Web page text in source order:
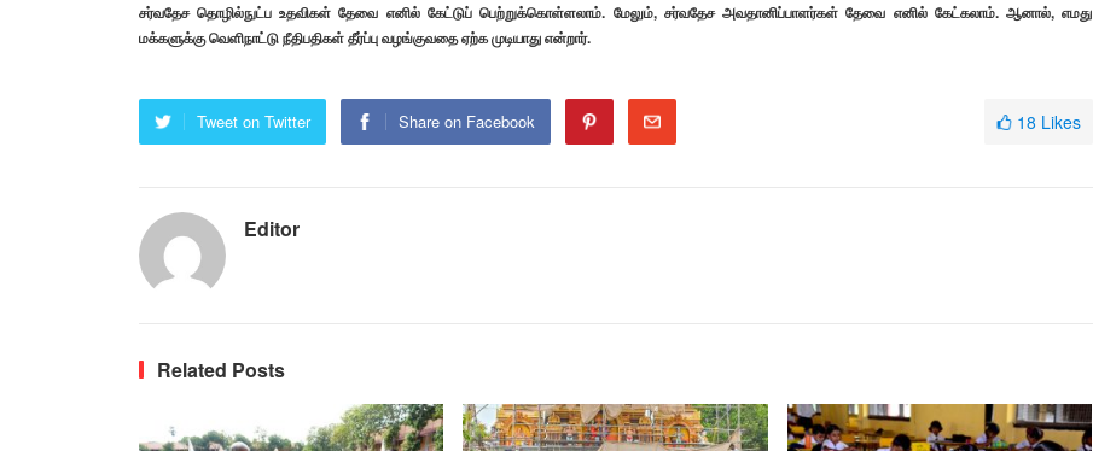
சர்வதேச தொழில்நுட்ப உதவிகள் தேவை எனில் கேட்டுப் பெற்றுக்கொள்ளலாம். மேலும், சர்வதேச அவதானிப்பாளர்கள் தேவை எனில் கேட்கலாம். ஆனால், எமது
மக்களுக்கு வெளிநாட்டு நீதிபதிகள் தீர்ப்பு வழங்குவதை ஏற்க முடியாது என்றார்.
Tweet on Twitter Share on Facebook 18 Likes
Editor
Related Posts